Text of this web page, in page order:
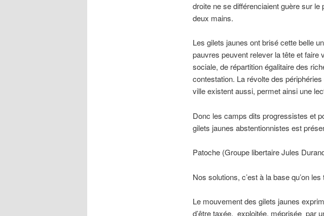
droite ne se différenciaient guère sur
deux mains.
Les gilets jaunes ont brisé cette belle
pauvres peuvent relever la tête et faire
sociale, de répartition égalitaire des
contestation. La révolte des
ville existent aussi, permet ainsi une
Donc les camps dits progressistes et
gilets jaunes abstentionnistes est
Patoche (Groupe libertaire Jules
Nos solutions, c’est à la base qu’on
Le mouvement des gilets jaunes
d’être taxée, exploitée, méprisée par